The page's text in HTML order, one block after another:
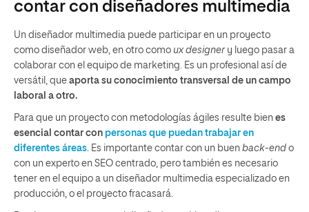
contar con diseñadores multimedia
Un diseñador multimedia puede participar en un proyecto
como diseñador web, en otro como ux designery luego pasar a
colaborar con el equipo de marketing. Es un profesional así de
versátil, que aporta su conocimiento transversal de un campo
laboral a otro.
Para que un proyecto con metodologías ágiles resulte bien es
esencial contar con personas que puedan trabajar en
diferentes áreas. Es importante contar con un buen back-end o
con un experto en SEO centrado, pero también es necesario
tener en el equipo a un diseñador multimedia especializado en
producción, o el proyecto fracasará.